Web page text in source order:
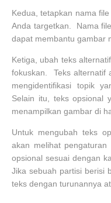
Kedua, tetapkan nama
Anda targetkan. Nama
dapat membantu gambar
Ketiga, ubah teks
fokuskan. Teks alternatif
mengidentifikasi topik
Selain itu, teks opsional
menampilkan gambar di
Untuk mengubah teks
akan melihat
opsional sesuai dengan
Jika sebuah partisi berisi
teks dengan turunannya